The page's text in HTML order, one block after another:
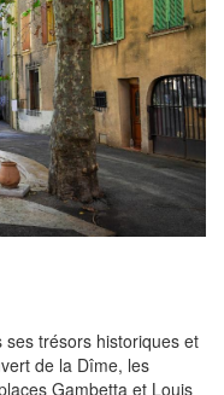
trésors historiques et
de la Dîme, les
Gambetta et Louis